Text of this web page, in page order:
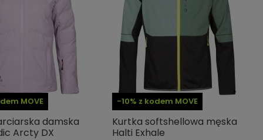
MOVE
damska
Arcty DX
-10% z kodem MOVE
Kurtka softshellowa męska
Halti Exhale